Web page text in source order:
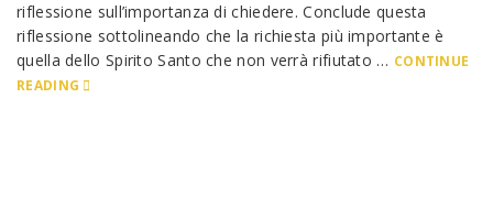
riflessione sull’importanza di chiedere. Conclude questa
riflessione sottolineando che la richiesta più importante è
quella dello Spirito Santo che non verrà rifiutato … CONTINUE
READING